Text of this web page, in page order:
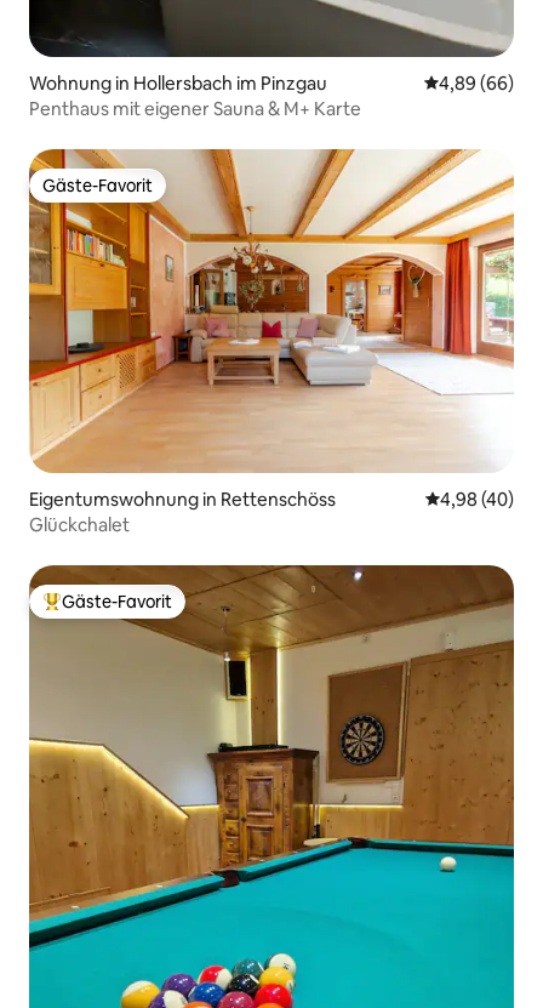
Wohnung in Hollersbach im Pinzgau
4,89 (66)
Penthaus mit eigener Sauna & M+ Karte
Gäste-Favorit
Gäste-Favorit
Eigentumswohnung in Rettenschöss
4,98 (40)
Glückchalet
Beliebter Gäste-Favorit.
Gäste-Favorit